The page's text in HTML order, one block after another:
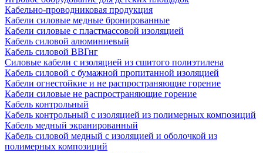
Кабельно-проводниковая продукция
Кабели силовые медные бронированные
Кабели силовые с пластмассовой изоляцией
Кабель силовой алюминиевый
Кабель силовой ВВГнг
Силовые кабели с изоляцией из сшитого полиэтилена
Кабель силовой с бумажной пропитанной изоляцией
Кабели огнестойкие и не распространяющие горение
Кабели силовые не распространяющие горение
Кабель контрольный
Кабель контрольный с изоляцией из полимерных композиций
Кабель медный экранированный
Кабель силовой медный с изоляцией и оболочкой из
полимерных композиций